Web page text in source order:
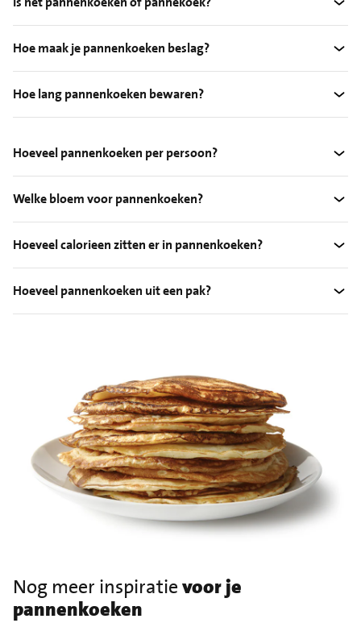
Hoe maak je pannenkoeken beslag?
Hoe lang pannenkoeken bewaren?
Hoeveel pannenkoeken per persoon?
Welke bloem voor pannenkoeken?
Hoeveel calorieen zitten er in pannenkoeken?
Hoeveel pannenkoeken uit een pak?
Nog meer inspiratievoor je
pannenkoeken